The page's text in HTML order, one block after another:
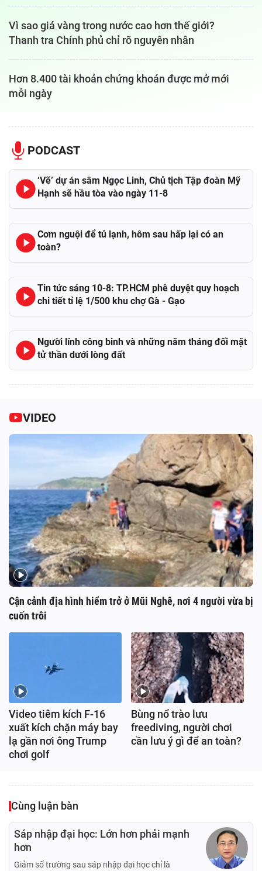
Vì sao giá vàng trong nước cao hơn thế giới?
Thanh tra Chính phủ chỉ rõ nguyên nhân
Hơn 8.400 tài khoản chứng khoán được mở mới
mỗi ngày
PODCAST
‘Vẽ’ dự án sâm Ngọc Linh, Chủ tịch Tập đoàn Mỹ
Hạnh sẽ hầu tòa vào ngày 11-8
Cơm nguội để tủ lạnh, hôm sau hấp lại có an
toàn?
Tin tức sáng 10-8: TP.HCM phê duyệt quy hoạch
chi tiết tỉ lệ 1/500 khu chợ Gà - Gạo
Người lính công binh và những năm tháng đối mặt
tử thần dưới lòng đất
VIDEO
Cận cảnh địa hình hiểm trở ở Mũi Nghê, nơi 4 người vừa bị
cuốn trôi
Video tiêm kích F-16
xuất kích chặn máy bay
lạ gần nơi ông Trump
chơi golf
Bùng nổ trào lưu
freediving, người chơi
cần lưu ý gì để an toàn?
Cùng luận bàn
Sáp nhập đại học: Lớn hơn phải mạnh
hơn
Giảm số trường sau sáp nhập đại học chỉ là